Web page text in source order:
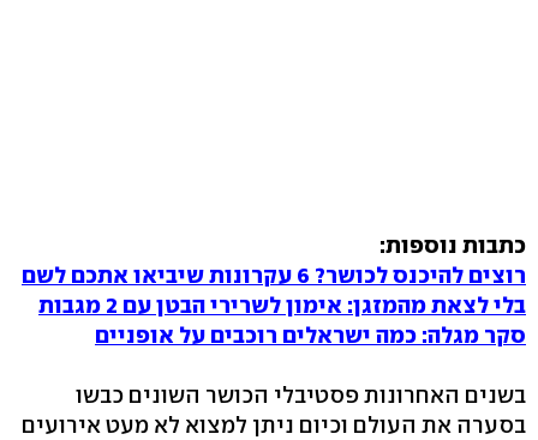
כתבות נוספות:
רוצים להיכנס לכושר? 6 עקרונות שיביאו אתכם לשם
בלי לצאת מהמזגן: אימון לשרירי הבטן עם 2 מגבות
סקר מגלה: כמה ישראלים רוכבים על אופניים
בשנים האחרונות פסטיבלי הכושר השונים כבשו
בסערה את העולם וכיום ניתן למצוא לא מעט אירועים